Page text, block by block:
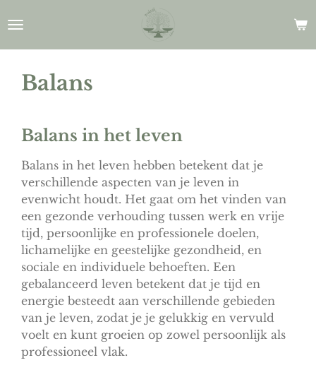
direct
naar
hoofdinhoud
Balans
Balans in het leven
Balans in het leven hebben betekent dat je
verschillende aspecten van je leven in
evenwicht houdt. Het gaat om het vinden van
een gezonde verhouding tussen werk en vrije
tijd, persoonlijke en professionele doelen,
lichamelijke en geestelijke gezondheid, en
sociale en individuele behoeften. Een
gebalanceerd leven betekent dat je tijd en
energie besteedt aan verschillende gebieden
van je leven, zodat je je gelukkig en vervuld
voelt en kunt groeien op zowel persoonlijk als
professioneel vlak.